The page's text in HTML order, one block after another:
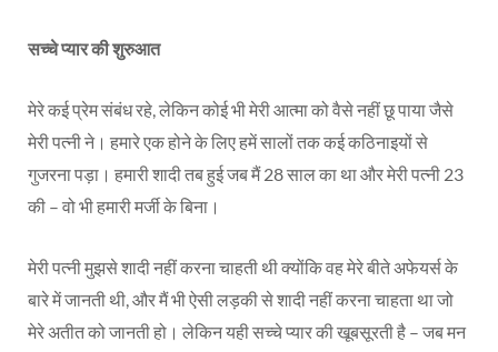
सच्चे प्यार की शुरुआत
मेरे कई प्रेम संबंध रहे, लेकिन कोई भी मेरी आत्मा को वैसे नहीं छू पाया जैसे
मेरी पत्नी ने। हमारे एक होने के लिए हमें सालों तक कई कठिनाइयों से
गुजरना पड़ा। हमारी शादी तब हुई जब मैं 28 साल का था और मेरी पत्नी 23
की – वो भी हमारी मर्जी के बिना।
मेरी पत्नी मुझसे शादी नहीं करना चाहती थी क्योंकि वह मेरे बीते अफेयर्स के
बारे में जानती थी, और मैं भी ऐसी लड़की से शादी नहीं करना चाहता था जो
मेरे अतीत को जानती हो। लेकिन यही सच्चे प्यार की खूबसूरती है – जब मन